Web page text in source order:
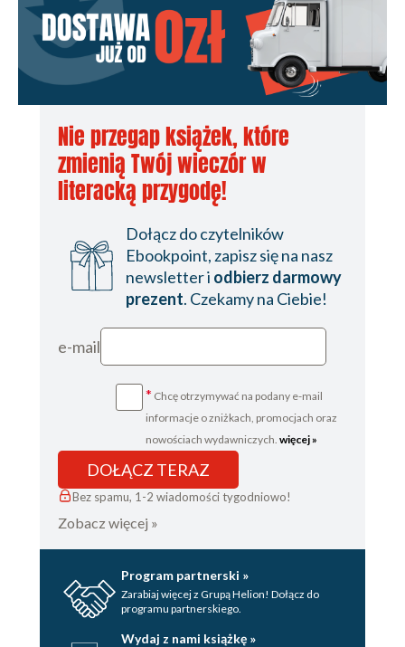
Nie przegap książek, które
zmienią Twój wieczór w
literacką przygodę!
Dołącz do czytelników
Ebookpoint, zapisz się na nasz
newsletter i odbierz darmowy
prezent. Czekamy na Ciebie!
e-mail
* Chcę otrzymywać na podany e-mail
informacje o zniżkach, promocjach oraz
nowościach wydawniczych. więcej »
DOŁĄCZ TERAZ
Bez spamu, 1-2 wiadomości tygodniowo!
Zobacz więcej »
Program partnerski »
Zarabiaj więcej z Grupą Helion! Dołącz do
programu partnerskiego.
Wydaj z nami książkę »